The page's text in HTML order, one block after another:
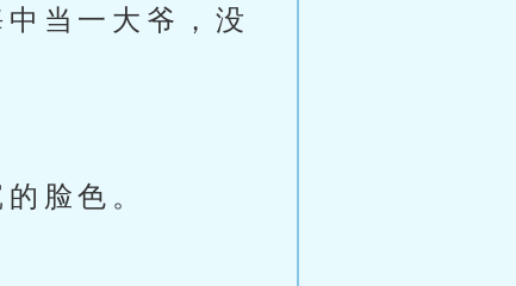
当一大爷，没
脸色。